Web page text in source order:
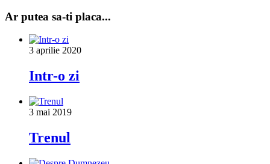
Ar putea sa-ti placa...
3 aprilie 2020
Intr-o zi
3 mai 2019
Trenul